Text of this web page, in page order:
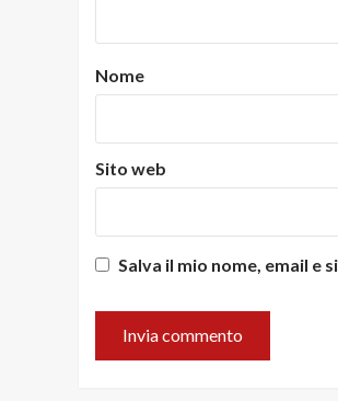
Nome
Sito web
Salva il mio nome, email e